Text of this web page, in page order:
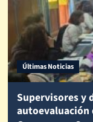
Últimas Noticias
Supervisores y
autoevaluación